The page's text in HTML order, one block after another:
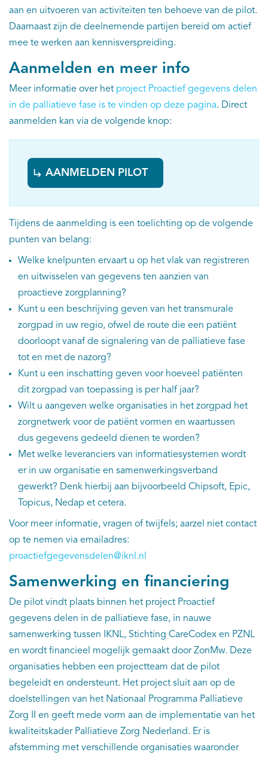
aan en uitvoeren van activiteiten ten behoeve van de pilot.
Daarnaast zijn de deelnemende partijen bereid om actief
mee te werken aan kennisverspreiding.
Aanmelden en meer info
Meer informatie over het project Proactief gegevens delen
in de palliatieve fase is te vinden op deze pagina. Direct
aanmelden kan via de volgende knop:
AANMELDEN PILOT
Tijdens de aanmelding is een toelichting op de volgende
punten van belang:
Welke knelpunten ervaart u op het vlak van registreren
en uitwisselen van gegevens ten aanzien van
proactieve zorgplanning?
Kunt u een beschrijving geven van het transmurale
zorgpad in uw regio, ofwel de route die een patiënt
doorloopt vanaf de signalering van de palliatieve fase
tot en met de nazorg?
Kunt u een inschatting geven voor hoeveel patiënten
dit zorgpad van toepassing is per half jaar?
Wilt u aangeven welke organisaties in het zorgpad het
zorgnetwerk voor de patiënt vormen en waartussen
dus gegevens gedeeld dienen te worden?
Met welke leveranciers van informatiesystemen wordt
er in uw organisatie en samenwerkingsverband
gewerkt? Denk hierbij aan bijvoorbeeld Chipsoft, Epic,
Topicus, Nedap et cetera.
Voor meer informatie, vragen of twijfels; aarzel niet contact
op te nemen via emailadres:
proactiefgegevensdelen@iknl.nl
Samenwerking en financiering
De pilot vindt plaats binnen het project Proactief
gegevens delen in de palliatieve fase, in nauwe
samenwerking tussen IKNL, Stichting CareCodex en PZNL
en wordt financieel mogelijk gemaakt door ZonMw. Deze
organisaties hebben een projectteam dat de pilot
begeleidt en ondersteunt. Het project sluit aan op de
doelstellingen van het Nationaal Programma Palliatieve
Zorg II en geeft mede vorm aan de implementatie van het
kwaliteitskader Palliatieve Zorg Nederland. Er is
afstemming met verschillende organisaties waaronder